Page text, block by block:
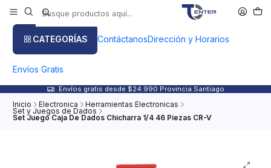
CATEGORÍAS ContáctanosDirección y Horarios
Envíos Gratis
Envíos gratis desde $24.990 Provincia Santiago
Inicio Electronica Herramientas Electronicas
Set y Juegos de Dados
Set Juego Caja De Dados Chicharra 1/4 46 Piezas CR-V